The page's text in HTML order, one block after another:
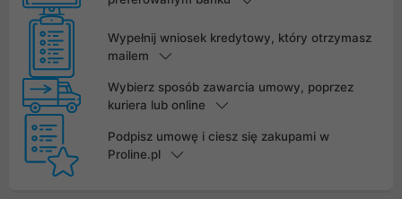
Wypełnij wniosek kredytowy, który otrzymasz
mailem
Wybierz sposób zawarcia umowy, poprzez
kuriera lub online
Podpisz umowę i ciesz się zakupami w
Proline.pl